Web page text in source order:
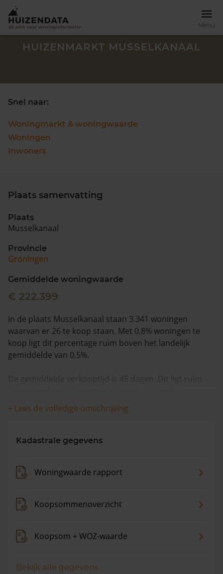
Menu
Zoek een woning
088 220 4200
Maandag t/m vrijdag - 08:00 -18:00
HUIZENMARKT MUSSELKANAAL
Snel naar:
Woningmarkt & woningwaarde
Woningen
Inwoners
Plaats samenvatting
Plaats
Musselkanaal
Provincie
Groningen
Gemiddelde woningwaarde
€ 222.399
In de plaats Musselkanaal staan 3.341 woningen
waarvan er 26 te koop staan. Met 0,8% woningen te
koop ligt dit percentage ruim boven het landelijk
gemiddelde van 0.5%.
De gemiddelde verkooptijd is 45 dagen. Dit ligt ruim
Wanneer we naar de laatste 12 maanden kijken
verkocht. De gemiddelde huizenprijs is €259.850. De
gestegen.
+ Lees de volledige omschrijving
Kadastrale gegevens
Woningwaarde rapport
Koopsommenoverzicht
Koopsom + WOZ-waarde
Bekijk alle gegevens